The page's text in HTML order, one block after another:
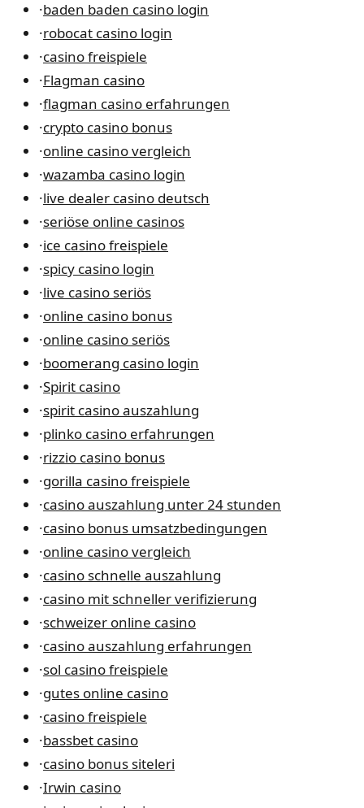
·baden baden casino login
·robocat casino login
·casino freispiele
·Flagman casino
·flagman casino erfahrungen
·crypto casino bonus
·online casino vergleich
·wazamba casino login
·live dealer casino deutsch
·seriöse online casinos
·ice casino freispiele
·spicy casino login
·live casino seriös
·online casino bonus
·online casino seriös
·boomerang casino login
·Spirit casino
·spirit casino auszahlung
·plinko casino erfahrungen
·rizzio casino bonus
·gorilla casino freispiele
·casino auszahlung unter 24 stunden
·casino bonus umsatzbedingungen
·online casino vergleich
·casino schnelle auszahlung
·casino mit schneller verifizierung
·schweizer online casino
·casino auszahlung erfahrungen
·sol casino freispiele
·gutes online casino
·casino freispiele
·bassbet casino
·casino bonus siteleri
·Irwin casino